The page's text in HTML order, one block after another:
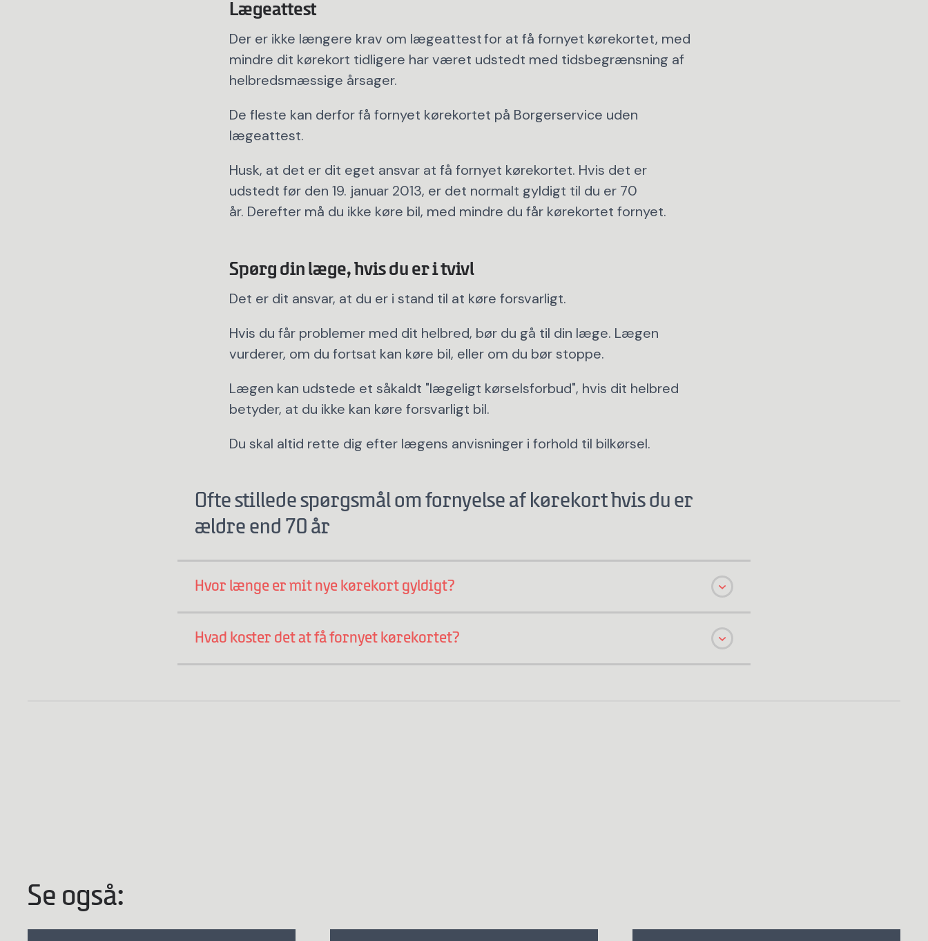
Lægeattest
Der er ikke længere krav om lægeattest for at få fornyet kørekortet, med
mindre dit kørekort tidligere har været udstedt med tidsbegrænsning af
helbredsmæssige årsager.
De fleste kan derfor få fornyet kørekortet på Borgerservice uden
lægeattest.
Husk, at det er dit eget ansvar at få fornyet kørekortet. Hvis det er
udstedt før den 19. januar 2013, er det normalt gyldigt til du er 70
år. Derefter må du ikke køre bil, med mindre du får kørekortet fornyet.
Spørg din læge, hvis du er i tvivl
Det er dit ansvar, at du er i stand til at køre forsvarligt.
Hvis du får problemer med dit helbred, bør du gå til din læge. Lægen
vurderer, om du fortsat kan køre bil, eller om du bør stoppe.
Lægen kan udstede et såkaldt "lægeligt kørselsforbud", hvis dit helbred
betyder, at du ikke kan køre forsvarligt bil.
Du skal altid rette dig efter lægens anvisninger i forhold til bilkørsel.
Ofte stillede spørgsmål om fornyelse af kørekort hvis du er
ældre end 70 år
Hvor længe er mit nye kørekort gyldigt?
Hvad koster det at få fornyet kørekortet?
Se også: